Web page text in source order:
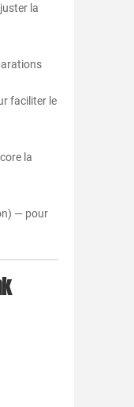
la
faciliter le
la
— pour